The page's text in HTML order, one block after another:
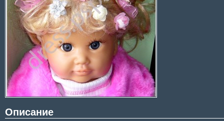
Описание